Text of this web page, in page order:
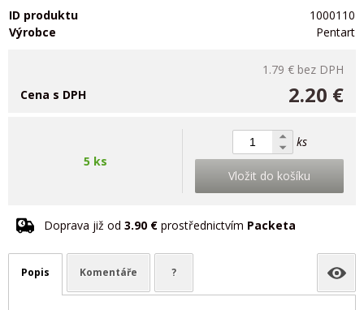
ID produktu
1000110
Výrobce
Pentart
1.79 € bez DPH
2.20 €
Cena s DPH
5 ks
ks
Vložit do košíku
Doprava již od 3.90 € prostřednictvím Packeta
Popis Komentáře ?